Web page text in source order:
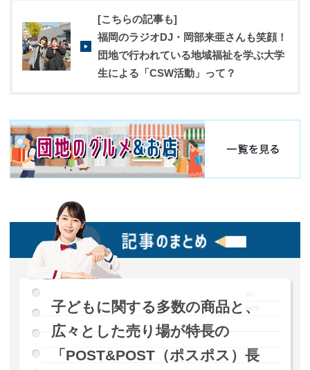
[こちらの記事も]
福岡のラジオDJ・岡部来亜さんも笑顔！
団地で行われている地域福祉を学ぶ大学
生による「CSW活動」って？
子どもに関する多数の商品と、
広々とした売り場が特長の
「POST&POST（ポスポス）長